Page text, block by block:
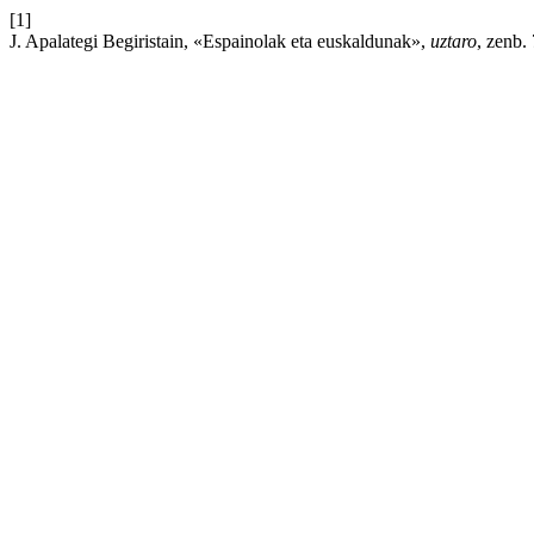
[1]
J. Apalategi Begiristain, «Espainolak eta euskaldunak», uztaro, zenb.